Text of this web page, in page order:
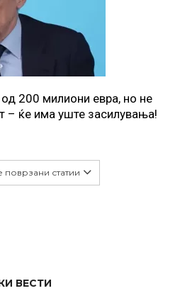
200 милиони евра, но не
– ќе има уште засилувања!
поврзани статии
ВЕСТИ